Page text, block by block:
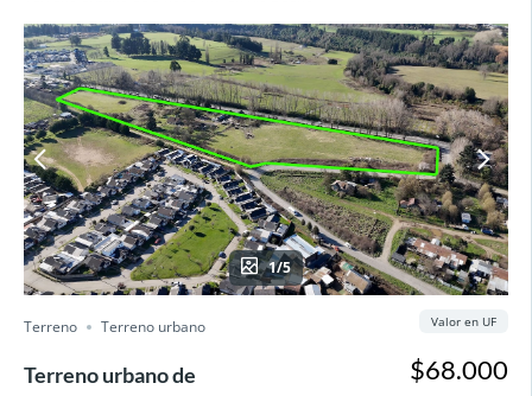
1/5
Terreno Terreno urbano
Terreno urbano de
$68.000
Valor en UF